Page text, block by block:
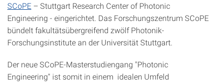
SCoPE – Stuttgart Research Center of Photonic
Engineering - eingerichtet. Das Forschungszentrum SCoPE
bündelt fakultätsübergreifend zwölf Photonik-
Forschungsinstitute an der Universität Stuttgart.
Der neue SCoPE-Masterstudiengang "Photonic
Engineering" ist somit in einem idealen Umfeld